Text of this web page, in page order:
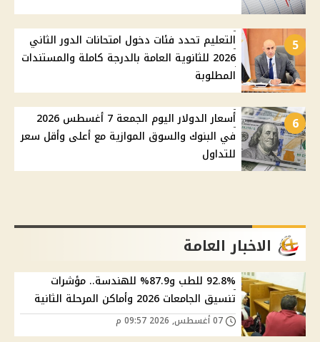
5
التعليم تحدد فئات دخول امتحانات الدور الثاني
2026 للثانوية العامة بالدرجة كاملة والمستندات
المطلوبة
6
أسعار الدولار اليوم الجمعة 7 أغسطس 2026
في البنوك والسوق الموازية مع أعلى وأقل سعر
للتداول
الاخبار العامة
92.8% للطب و87.9% للهندسة.. مؤشرات
تنسيق الجامعات 2026 وأماكن المرحلة الثانية